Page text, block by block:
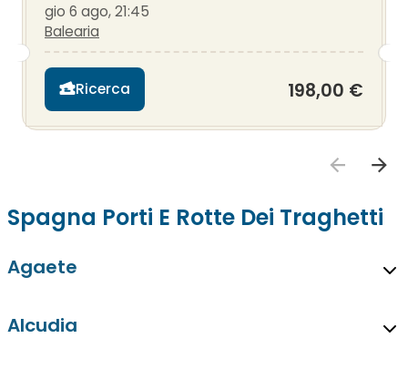
gio 6 ago, 21:45
Balearia
Ricerca 198,00 €
Spagna Porti E Rotte Dei Traghetti
Agaete
Alcudia